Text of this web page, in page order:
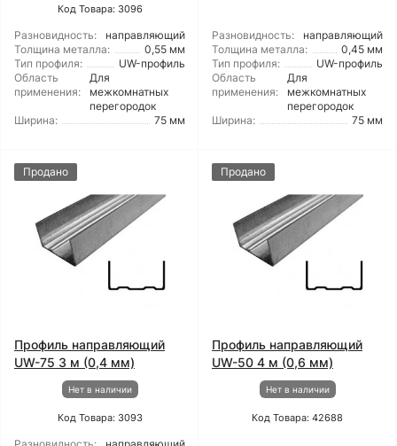
Код Товара: 3096
Разновидность:
направляющий
Толщина металла:
0,55 мм
Тип профиля:
UW-профиль
Область
применения:
Для
межкомнатных
перегородок
Ширина:
75 мм
Разновидность:
направляющий
Толщина металла:
0,45 мм
Тип профиля:
UW-профиль
Область
применения:
Для
межкомнатных
перегородок
Ширина:
75 мм
Продано
Профиль направляющий
UW-75 3 м (0,4 мм)
Нет в наличии
Код Товара: 3093
Продано
Профиль направляющий
UW-50 4 м (0,6 мм)
Нет в наличии
Код Товара: 42688